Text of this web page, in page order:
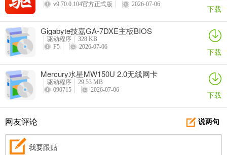
v9.70.0.104官方正式版
2026-07-06 下载
Gigabyte技嘉GA-7DXE主板BIOS
驱动程序
328 KB
F5
2026-07-06 下载
Mercury水星MW150U 2.0无线网卡
驱动程序
29.53 MB
090715
2026-07-06 下载
说两句
网友评论
我要跟贴